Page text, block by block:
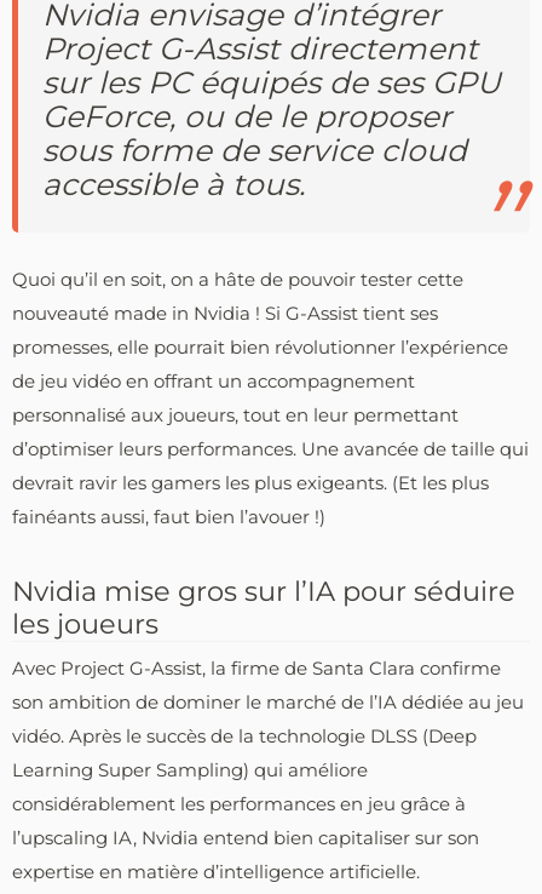
Nvidia envisage d’intégrer
Project G-Assist directement
sur les PC équipés de ses GPU
GeForce, ou de le proposer
sous forme de service cloud
accessible à tous.
Quoi qu’il en soit, on a hâte de pouvoir tester cette
nouveauté made in Nvidia ! Si G-Assist tient ses
promesses, elle pourrait bien révolutionner l’expérience
de jeu vidéo en offrant un accompagnement
personnalisé aux joueurs, tout en leur permettant
d’optimiser leurs performances. Une avancée de taille qui
devrait ravir les gamers les plus exigeants. (Et les plus
fainéants aussi, faut bien l’avouer !)
Nvidia mise gros sur l’IA pour séduire
les joueurs
Avec Project G-Assist, la firme de Santa Clara confirme
son ambition de dominer le marché de l’IA dédiée au jeu
vidéo. Après le succès de la technologie DLSS (Deep
Learning Super Sampling) qui améliore
considérablement les performances en jeu grâce à
l’upscaling IA, Nvidia entend bien capitaliser sur son
expertise en matière d’intelligence artificielle.